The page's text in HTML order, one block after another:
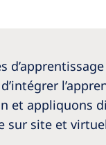
et
sur site et